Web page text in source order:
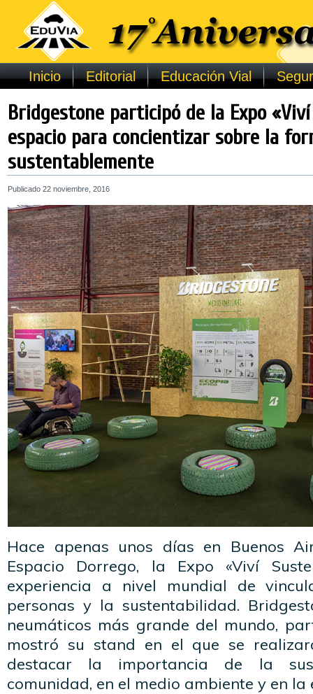
Inicio Editorial Educación Vial
Bridgestone participó de la Expo
espacio para concientizar sobre la
sustentablemente
Publicado 22 noviembre, 2016
Hace apenas unos días en Buenos
Espacio Dorrego, la Expo «Viví
experiencia a nivel mundial de
personas y la sustentabilidad.
neumáticos más grande del mundo,
mostró su stand en el que se
destacar la importancia de la
comunidad, en el medio ambiente y en la